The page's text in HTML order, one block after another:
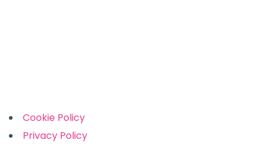
Cookie Policy
Privacy Policy